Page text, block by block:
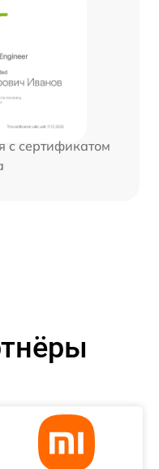
с сертификатом